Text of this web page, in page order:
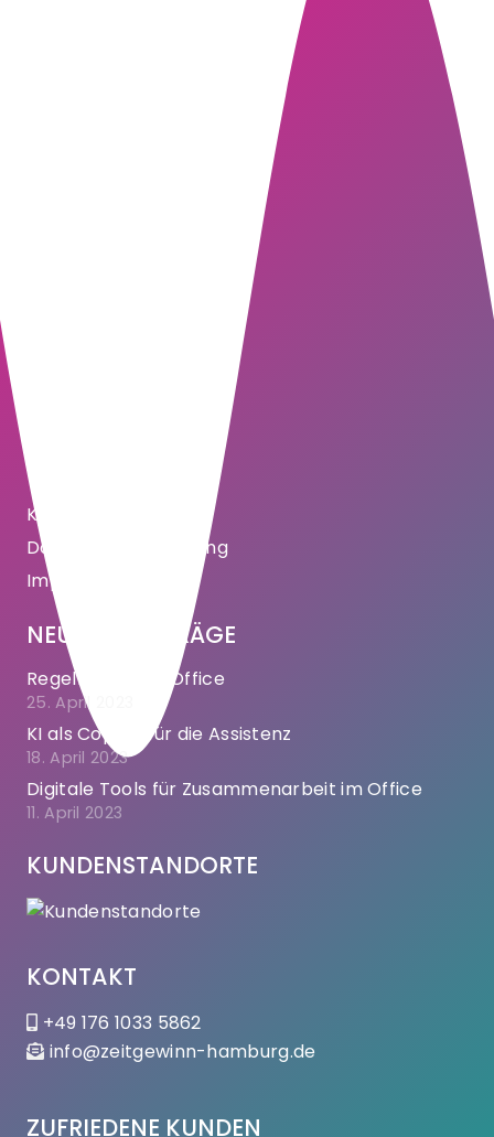
WICHTIGE SEITEN
Kontakt
Datenschutzerklärung
Impressum
NEUESTE BEITRÄGE
Regeln für KI im Office
25. April 2023
KI als Copilot für die Assistenz
18. April 2023
Digitale Tools für Zusammenarbeit im Office
11. April 2023
KUNDENSTANDORTE
KONTAKT
+49 176 1033 5862
info@zeitgewinn-hamburg.de
ZUFRIEDENE KUNDEN